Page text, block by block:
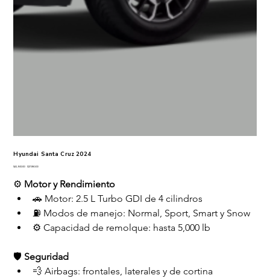
Hyundai Santa Cruz 2024
Precio
$41,900.00
Precio
oferta
$27,990.00
⚙️ Motor y Rendimiento
🚗 Motor: 2.5 L Turbo GDI de 4 cilindros
⛽ Modos de manejo: Normal, Sport, Smart y Snow
⚙️ Capacidad de remolque: hasta 5,000 lb
🛡️ Seguridad
💨 Airbags: frontales, laterales y de cortina